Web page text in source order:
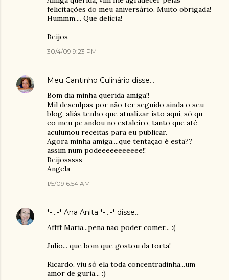
felicitações do meu aniversário. Muito obrigada!
Hummm.... Que delícia!
Beijos
30/4/09 9:23 PM
Meu Cantinho Culinário disse…
Bom dia minha querida amiga!!
Mil desculpas por não ter seguido ainda o seu
blog, aliás tenho que atualizar isto aqui, só qu
eo meu pc andou no estaleiro, tanto que até
aculumou receitas para eu publicar.
Agora minha amiga....que tentação é esta??
assim num podeeeeeeeeeee!!
Beijosssss
Angela
1/5/09 6:54 AM
*-...-* Ana Anita *-...-* disse…
Affff Maria...pena nao poder comer... :(
Julio... que bom que gostou da torta!
Ricardo, viu só ela toda concentradinha...um
amor de guria... :)